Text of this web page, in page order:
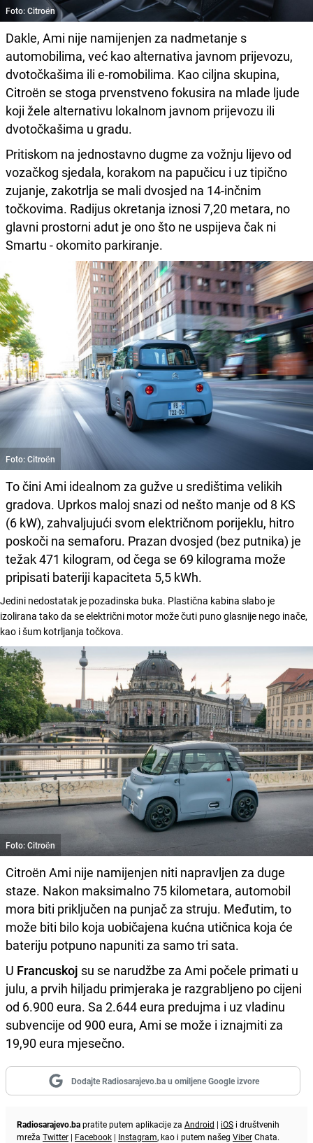
Foto: Citroën
Dakle, Ami nije namijenjen za nadmetanje s
automobilima, već kao alternativa javnom prijevozu,
dvotočkašima ili e-romobilima. Kao ciljna skupina,
Citroën se stoga prvenstveno fokusira na mlade ljude
koji žele alternativu lokalnom javnom prijevozu ili
dvotočkašima u gradu.
Pritiskom na jednostavno dugme za vožnju lijevo od
vozačkog sjedala, korakom na papučicu i uz tipično
zujanje, zakotrlja se mali dvosjed na 14-inčnim
točkovima. Radijus okretanja iznosi 7,20 metara, no
glavni prostorni adut je ono što ne uspijeva čak ni
Smartu - okomito parkiranje.
Foto: Citroën
To čini Ami idealnom za gužve u središtima velikih
gradova. Uprkos maloj snazi od nešto manje od 8 KS
(6 kW), zahvaljujući svom električnom porijeklu, hitro
poskoči na semaforu. Prazan dvosjed (bez putnika) je
težak 471 kilogram, od čega se 69 kilograma može
pripisati bateriji kapaciteta 5,5 kWh.
Jedini nedostatak je pozadinska buka. Plastična kabina slabo je
izolirana tako da se električni motor može čuti puno glasnije nego inače,
kao i šum kotrljanja točkova.
Foto: Citroën
Citroën Ami nije namijenjen niti napravljen za duge
staze. Nakon maksimalno 75 kilometara, automobil
mora biti priključen na punjač za struju. Međutim, to
može biti bilo koja uobičajena kućna utičnica koja će
bateriju potpuno napuniti za samo tri sata.
U Francuskoj su se narudžbe za Ami počele primati u
julu, a prvih hiljadu primjeraka je razgrabljeno po cijeni
od 6.900 eura. Sa 2.644 eura predujma i uz vladinu
subvencije od 900 eura, Ami se može i iznajmiti za
19,90 eura mjesečno.
Dodajte Radiosarajevo.ba u omiljene Google izvore
Radiosarajevo.bapratite putem aplikacije za Android | iOS i društvenih
mreža Twitter | Facebook | Instagram, kao i putem našeg ViberChata.